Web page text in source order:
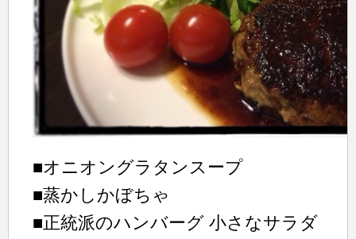
■オニオングラタンスープ
■蒸かしかぼちゃ
■正統派のハンバーグ 小さなサラダ